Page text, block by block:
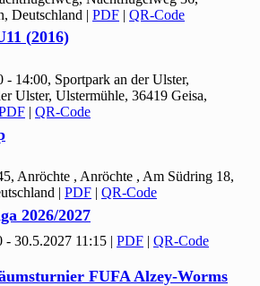
Deutschland | PDF | QR-Code
11 (2016)
- 14:00, Sportpark an der Ulster,
Ulster, Ulstermühle, 36419 Geisa,
| QR-Code
Anröchte , Anröchte , Am Südring 18,
| PDF | QR-Code
2026/2027
- 30.5.2027 11:15 | PDF | QR-Code
FUFA Alzey-Worms